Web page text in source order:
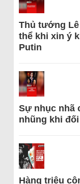
Thủ tướng
thể khi xin ý
Putin
Sự nhục nhã
nhũng khi
Hàng triệu